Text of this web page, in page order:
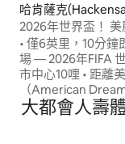
哈肯薩克
源
2026年世界盃！ 美麗的殖民時期風格房
源，靠近 MetLife
• 僅6英里，10分
場 — 2026年FIFA 世界盃賽
市中心10哩 • 距離美國夢購物中心
（American Dream
德遜谷(Hudson
Orchard)和城市酒
• 距離波科諾斯
大都會人壽